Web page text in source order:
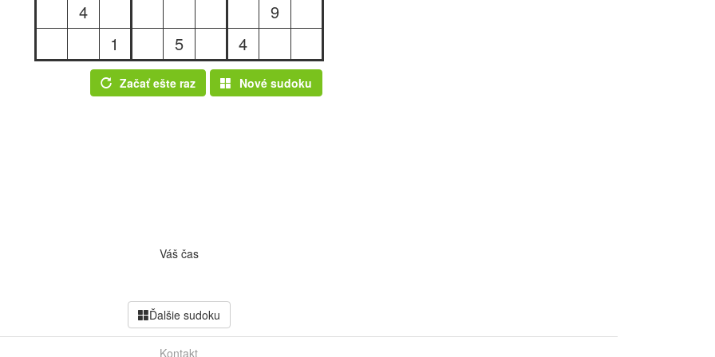
4
9
1
5 4
Začať ešte raz Nové sudoku
Váš čas
Ďalšie sudoku
Kontakt